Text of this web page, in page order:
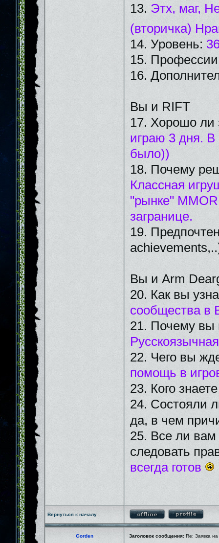
13. Этх, маг,
(вторичка)
14. Уровень:
15.
16.
Вы и RIFT
17. Хорошо ли
играю 3 дня. В
было))
18. Почему
Классная
"рынке"
загранице.
19.
Вы и Arm
20. Как вы
сообщества в
21. Почему вы
Русскоязычная
22. Чего вы
помощь в
23. Кого
24. Состояли
да, в чем
25. Все ли вам
следовать
всегда готов
Вернуться к началу
Gorden Заголовок сообщения: Re: Заявка